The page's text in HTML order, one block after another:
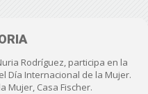
Rodríguez, participa en la
Día Internacional de la Mujer.
Mujer, Casa Fischer.